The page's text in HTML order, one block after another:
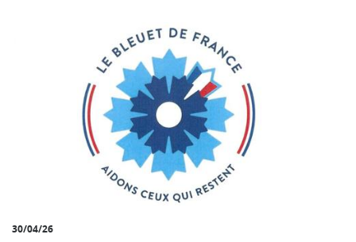
30/04/26